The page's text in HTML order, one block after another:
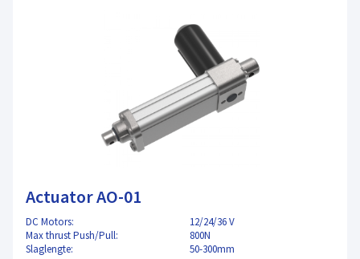
Actuator AO-01
DC Motors:
12/24/36 V
Max thrust Push/Pull:
800N
Slaglengte:
50-300mm